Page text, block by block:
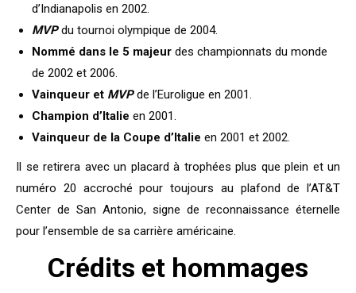
d’Indianapolis en 2002.
MVP du tournoi olympique de 2004.
Nommé dans le 5 majeur des championnats du monde
de 2002 et 2006.
Vainqueur et MVPde l’Euroligue en 2001.
Champion d’Italie en 2001.
Vainqueur de la Coupe d’Italie en 2001 et 2002.
Il se retirera avec un placard à trophées plus que plein et un
numéro 20 accroché pour toujours au plafond de l’AT&T
Center de San Antonio, signe de reconnaissance éternelle
pour l’ensemble de sa carrière américaine.
Crédits et hommages